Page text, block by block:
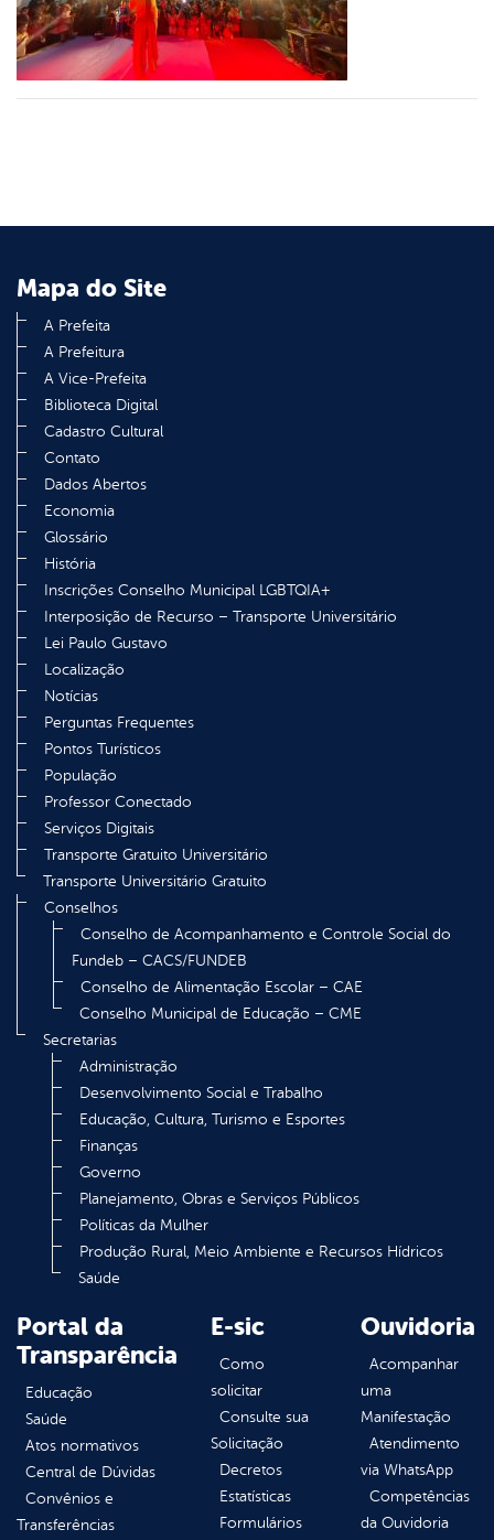
Mapa do Site
A Prefeita
A Prefeitura
A Vice-Prefeita
Biblioteca Digital
Cadastro Cultural
Contato
Dados Abertos
Economia
Glossário
História
Inscrições Conselho Municipal LGBTQIA+
Interposição de Recurso – Transporte Universitário
Lei Paulo Gustavo
Localização
Notícias
Perguntas Frequentes
Pontos Turísticos
População
Professor Conectado
Serviços Digitais
Transporte Gratuito Universitário
Transporte Universitário Gratuito
Conselhos
Conselho de Acompanhamento e Controle Social do
Fundeb – CACS/FUNDEB
Conselho de Alimentação Escolar – CAE
Conselho Municipal de Educação – CME
Secretarias
Administração
Desenvolvimento Social e Trabalho
Educação, Cultura, Turismo e Esportes
Finanças
Governo
Planejamento, Obras e Serviços Públicos
Políticas da Mulher
Produção Rural, Meio Ambiente e Recursos Hídricos
Saúde
Portal da
Transparência
Educação
Saúde
Atos normativos
Central de Dúvidas
Convênios e
Transferências
E-sic
Como
solicitar
Consulte sua
Solicitação
Decretos
Estatísticas
Formulários
Ouvidoria
Acompanhar
uma
Manifestação
Atendimento
via WhatsApp
Competências
da Ouvidoria